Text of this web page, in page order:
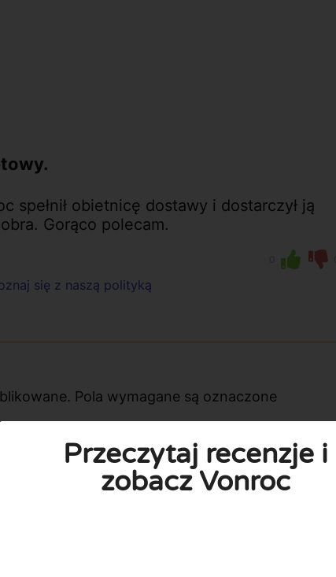
spełnił obietnicę dostawy i dostarczył ją
Gorąco polecam.
się z naszą polityką
Pola wymagane są oznaczone
Przeczytaj recenzje i
zobacz Vonroc